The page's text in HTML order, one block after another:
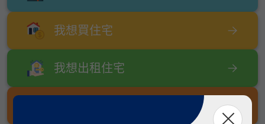
我想買住宅
我想出租住宅